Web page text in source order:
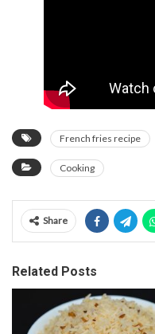
French fries recipe
Cooking
Share
Related Posts